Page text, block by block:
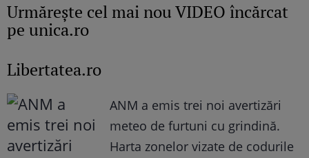
Urmăreşte cel mai nou VIDEO încărcat
pe unica.ro
Libertatea.ro
ANM a emis trei noi avertizări
meteo de furtuni cu grindină.
Harta zonelor vizate de codurile